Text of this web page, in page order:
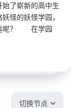
了崭新的高中生
怪的妖怪学园，
运呢？ 在学园
切换节点